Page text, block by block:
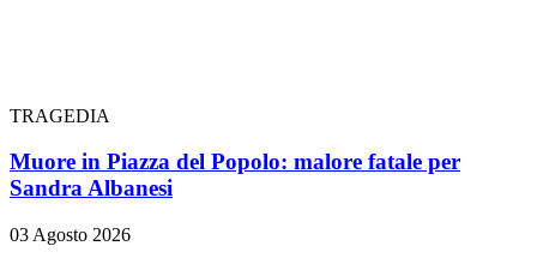
TRAGEDIA
Muore in Piazza del Popolo: malore fatale per
Sandra Albanesi
03 Agosto 2026